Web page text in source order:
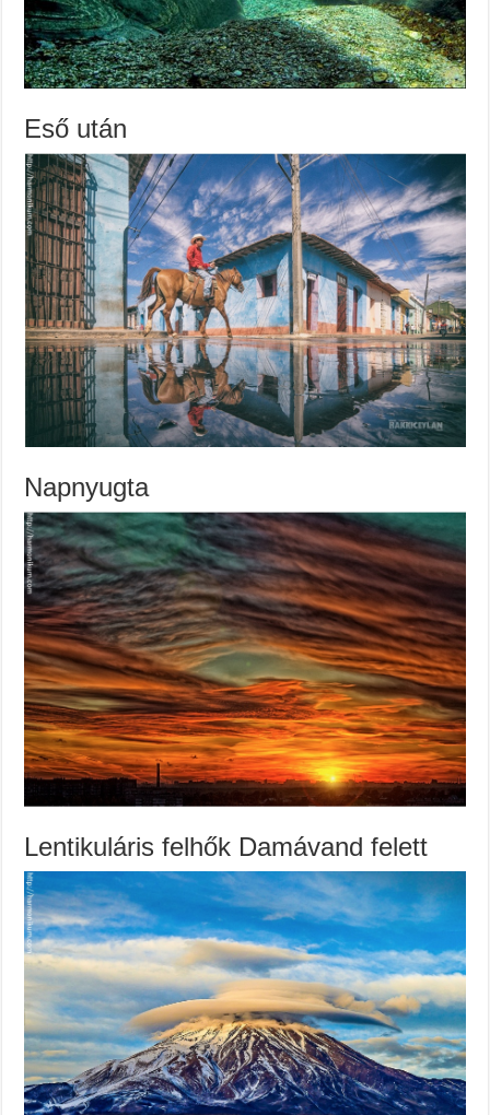
Eső után
Napnyugta
Lentikuláris felhők Damávand felett